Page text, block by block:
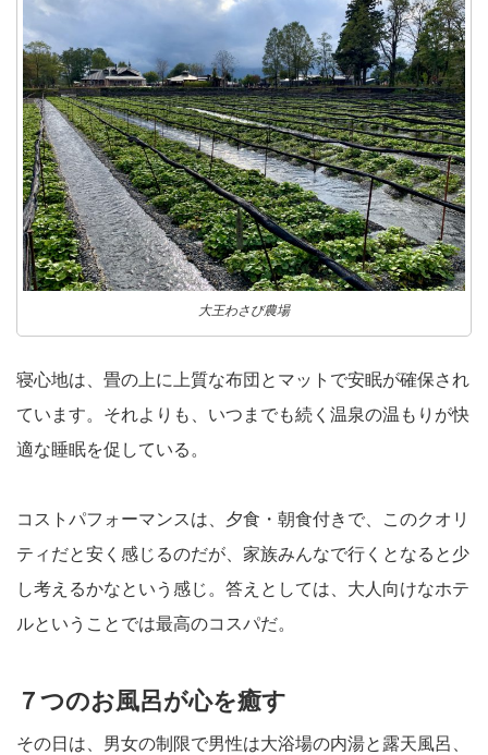
大王わさび農場
寝心地は、畳の上に上質な布団とマットで安眠が確保され
ています。それよりも、いつまでも続く温泉の温もりが快
適な睡眠を促している。
コストパフォーマンスは、夕食・朝食付きで、このクオリ
ティだと安く感じるのだが、家族みんなで行くとなると少
し考えるかなという感じ。答えとしては、大人向けなホテ
ルということでは最高のコスパだ。
７つのお風呂が心を癒す
その日は、男女の制限で男性は大浴場の内湯と露天風呂、